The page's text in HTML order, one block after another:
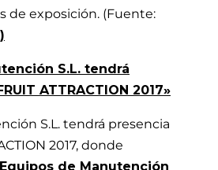
de exposición. (Fuente:
)
S.L. tendrá
ATTRACTION 2017»
S.L. tendrá presencia
2017, donde
Equipos de Manutención